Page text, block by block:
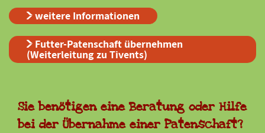
weitere Informationen
Futter-Patenschaft übernehmen
(Weiterleitung zu Tivents)
Sie benötigen eine Beratung oder Hilfe
bei der Übernahme einer Patenschaft?